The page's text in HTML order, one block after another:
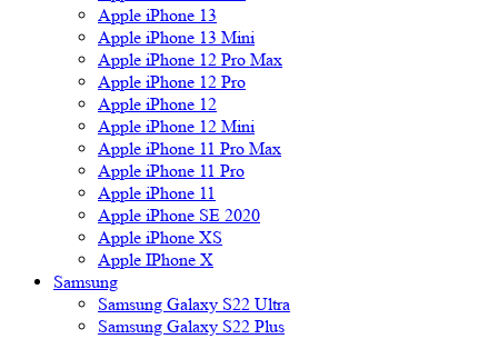
Apple iPhone 13
Apple iPhone 13 Mini
Apple iPhone 12 Pro Max
Apple iPhone 12 Pro
Apple iPhone 12
Apple iPhone 12 Mini
Apple iPhone 11 Pro Max
Apple iPhone 11 Pro
Apple iPhone 11
Apple iPhone SE 2020
Apple iPhone XS
Apple IPhone X
Samsung
Samsung Galaxy S22 Ultra
Samsung Galaxy S22 Plus